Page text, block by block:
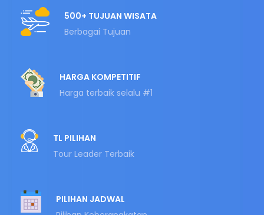
500+ TUJUAN WISATA
Berbagai Tujuan
HARGA KOMPETITIF
Harga terbaik selalu #1
TL PILIHAN
Tour Leader Terbaik
PILIHAN JADWAL